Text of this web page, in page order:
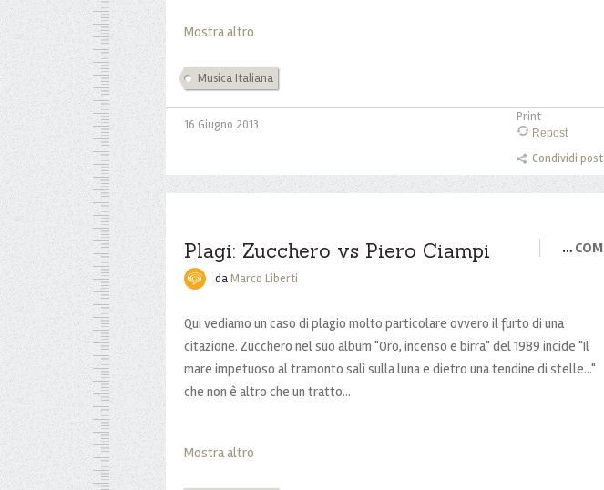
Mostra altro
Musica Italiana
16 Giugno 2013
Print
Repost
Condividi post
Plagi: Zucchero vs Piero Ciampi … COM
daMarco Liberti
Qui vediamo un caso di plagio molto particolare ovvero il furto di una
citazione. Zucchero nel suo album "Oro, incenso e birra" del 1989 incide "Il
mare impetuoso al tramonto salì sulla luna e dietro una tendine di stelle..."
che non è altro che un tratto...
Mostra altro